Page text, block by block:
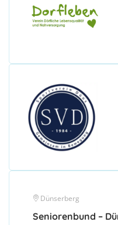
Dünserberg
Seniorenbund –